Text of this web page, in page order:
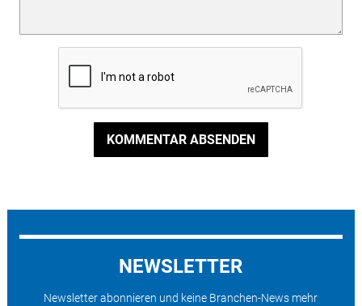
KOMMENTAR ABSENDEN
NEWSLETTER
Newsletter abonnieren und keine Branchen-News mehr